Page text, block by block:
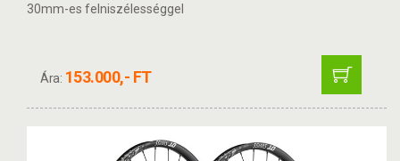
30mm-es felniszélességgel
Ára: 153.000,- FT